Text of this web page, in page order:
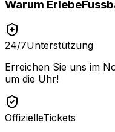
Warum
24/7Unterstützung
Erreichen Sie uns im
um die Uhr!
OffizielleTickets